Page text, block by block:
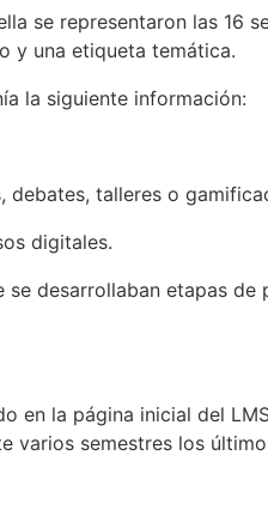
se representaron las 16
y una etiqueta temática.
la siguiente información:
debates, talleres o
digitales.
desarrollaban etapas de
en la página inicial del
semestres los